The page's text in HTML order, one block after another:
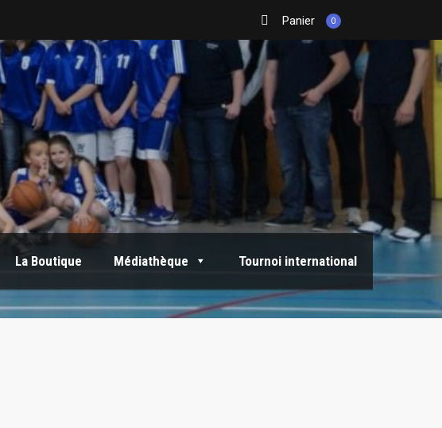
Panier 0
La Boutique Médiathèque Tournoi international